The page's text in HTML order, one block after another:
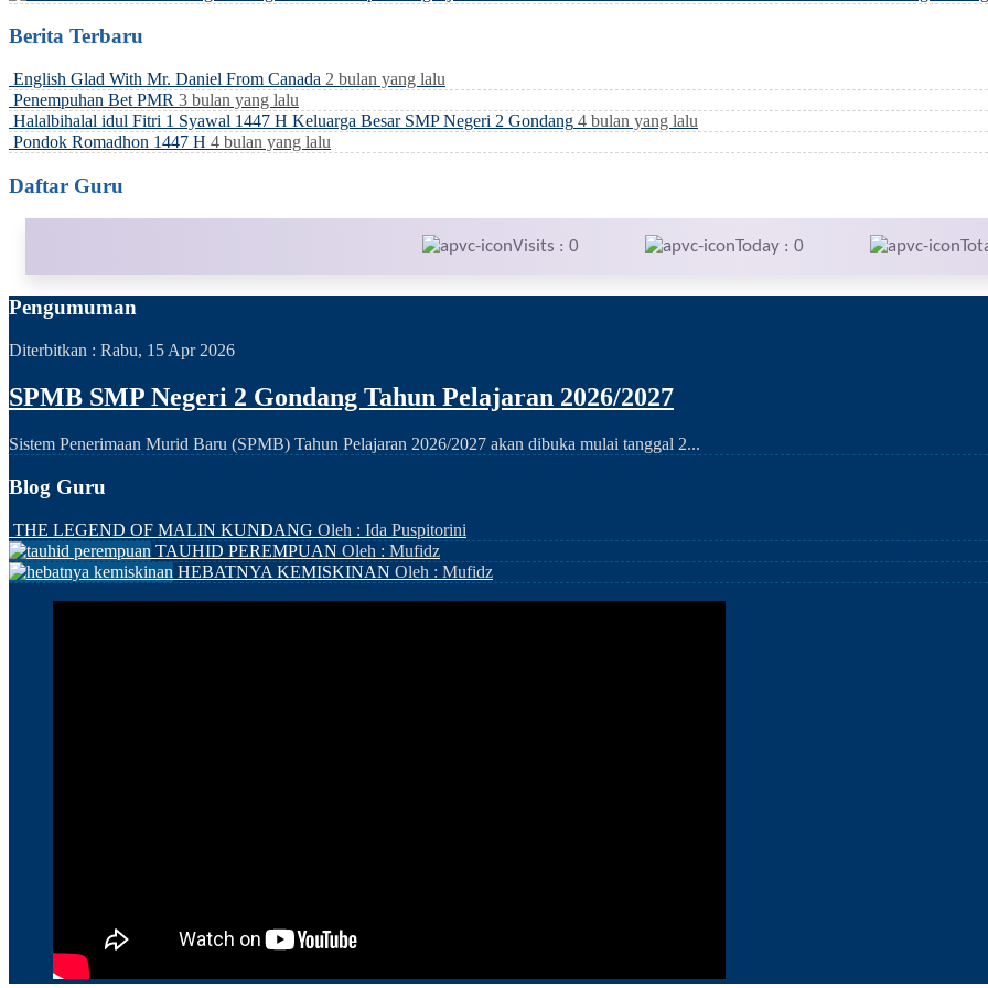
Berita Terbaru
English Glad With Mr. Daniel From Canada 2 bulan yang lalu
Penempuhan Bet PMR 3 bulan yang lalu
Halalbihalal idul Fitri 1 Syawal 1447 H Keluarga Besar SMP Negeri 2 Gondang 4 bulan yang lalu
Pondok Romadhon 1447 H 4 bulan yang lalu
Daftar Guru
Visits : 0 Today : 0
Pengumuman
Diterbitkan : Rabu, 15 Apr 2026
SPMB SMP Negeri 2 Gondang Tahun Pelajaran 2026/2027
Sistem Penerimaan Murid Baru (SPMB) Tahun Pelajaran 2026/2027 akan dibuka mulai tanggal 2...
Blog Guru
THE LEGEND OF MALIN KUNDANG Oleh : Ida Puspitorini
TAUHID PEREMPUAN Oleh : Mufidz
HEBATNYA KEMISKINAN Oleh : Mufidz